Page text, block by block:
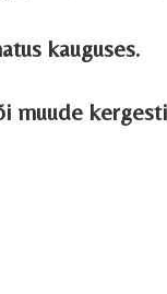
kauguses.
muude